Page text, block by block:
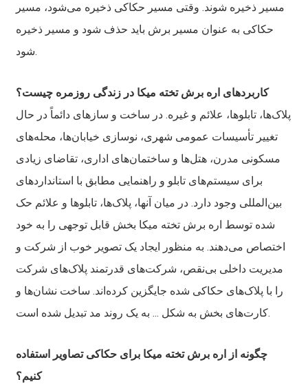
مسیر ذخیره شوند. وقتی مسیر حکاکی ذخیره می‌شود، مسیر
حکاکی به عنوان مسیر برش باید حذف شود و مسیر ذخیره
شود.
کاربردهای اره برش تخته میکا در زندگی روزمره چیست؟
پلاک‌ها، تابلوها، علائم و غیره. در ساخت و سازهای دائماً در حال
تغییر تأسیسات عمومی شهری، نوسازی خیابان‌ها، محله‌های
مسکونی مدرن، هتل‌ها و ساختمان‌های اداری، تقاضای زیادی
برای سیستم‌های تابلو و راهنمایی مطابق با استانداردهای
بین‌المللی وجود دارد. در میان آنها، پلاک‌ها، تابلوها و علائم حک
شده توسط اره برش تخته میکا بخش قابل توجهی را به خود
اختصاص می‌دهند. به منظور ایجاد یک تصویر خوب از شرکت و
مدیریت داخلی بی‌نقص، شرکت‌های قدرتمند پلاک‌های شرکت
را با پلاک‌های حکاکی شده جایگزین کرده‌اند. ساخت نشان‌ها و
کارت‌های بخش به شکل ... به یک روند مد تبدیل شده است.
چگونه از اره برش تخته میکا برای حکاکی تصاویر استفاده
کنیم؟